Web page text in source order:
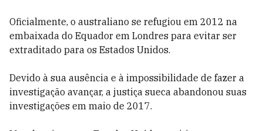
Oficialmente, o australiano se refugiou em 2012 na
embaixada do Equador em Londres para evitar ser
extraditado para os Estados Unidos.
Devido à sua ausência e à impossibilidade de fazer a
investigação avançar, a justiça sueca abandonou suas
investigações em maio de 2017.